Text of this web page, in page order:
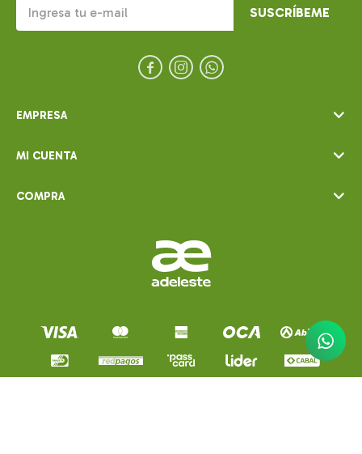
EMPRESA
MI CUENTA
COMPRA
SUSCRÍBEME
  